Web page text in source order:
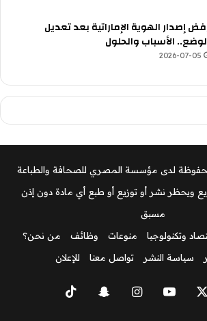
إصدار الهوية الإماراتية بعد تعديل
الأسباب والحلول
2026-07-05
لدى مؤسسة المصري للصحافة والطباعة
ويحظر نشر أو توزيع أو طبع أي مادة دون إذن
مسبق
وتكنولوجيا منوعات وظائف
من نحن؟
سياسة النشر تواصل معنا للإعلان
‫YouTubeانستقرامسناب